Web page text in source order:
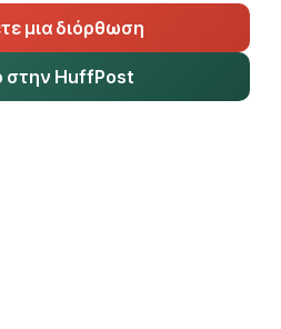
μια διόρθωση
στην HuffPost